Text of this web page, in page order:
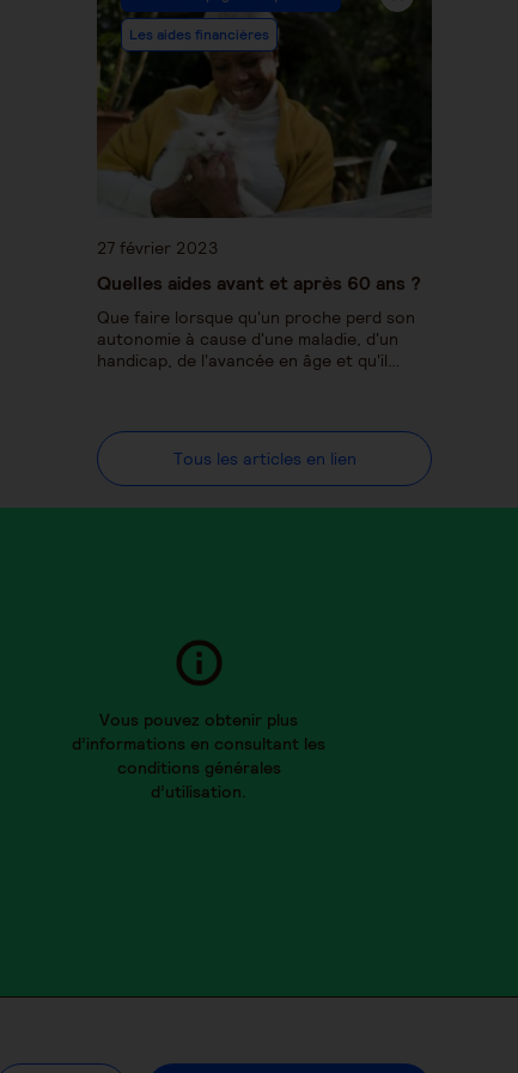
Les aides financières
27 février 2023
Quelles aides avant et après 60 ans ?
Que faire lorsque qu'un proche perd son
autonomie à cause d'une maladie, d'un
handicap, de l'avancée en âge et qu'il…
Tous les articles en lien
Vous pouvez obtenir plus
d’informations en consultant les
conditions générales
d’utilisation.